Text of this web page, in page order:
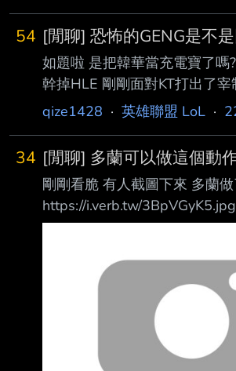
54 [閒聊] 恐怖的GENG是不
如題啦 是把韓華當充電寶了嗎
幹掉HLE 剛剛面對KT打出了
1龍0塔0人頭 恐怖的聯賽王者
qize1428 · 英雄聯盟 LoL ·
34 [閒聊] 多蘭可以做這個動
剛剛看脆 有人截圖下來 多蘭
https://i.verb.tw/
麼啊 好可怕啊 --